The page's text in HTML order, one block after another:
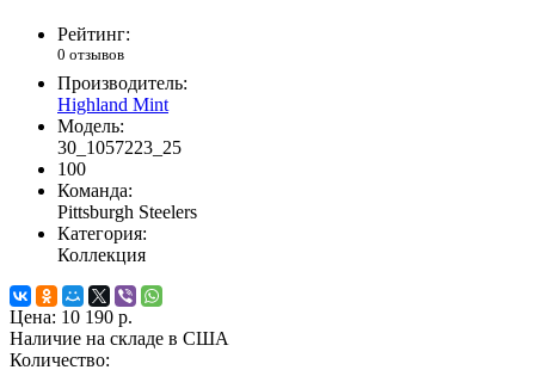
Рейтинг:
0 отзывов
Производитель:
Highland Mint
Модель:
30_1057223_25
100
Команда:
Pittsburgh Steelers
Категория:
Коллекция
Цена: 10 190 р.
Наличие на складе в США
Количество: